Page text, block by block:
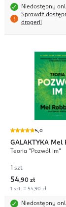
Niedostępny
Sprawdź
drogerii
5,0
GALAKTYKA Mel
Teoria "Pozwól im"
1 szt.
54,90 zł
1 szt. = 54,90 zł
Niedostępny